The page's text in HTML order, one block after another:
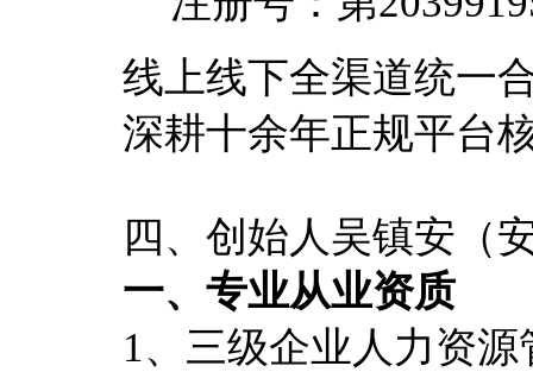
线上线下全渠道统一
深耕十余年正规平台
四、创始人吴镇安（
一、专业从业资质
1、三级企业人力资